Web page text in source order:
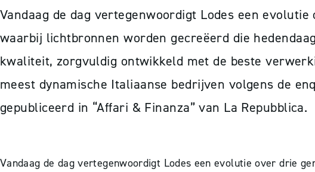
Vandaag de dag vertegenwoordigt Lodes een
waarbij lichtbronnen worden gecreëerd die
kwaliteit, zorgvuldig ontwikkeld met de beste
meest dynamische Italiaanse bedrijven volgens de
gepubliceerd in “Affari & Finanza” van La Repubblica.
Vandaag de dag vertegenwoordigt Lodes een evolutie over drie